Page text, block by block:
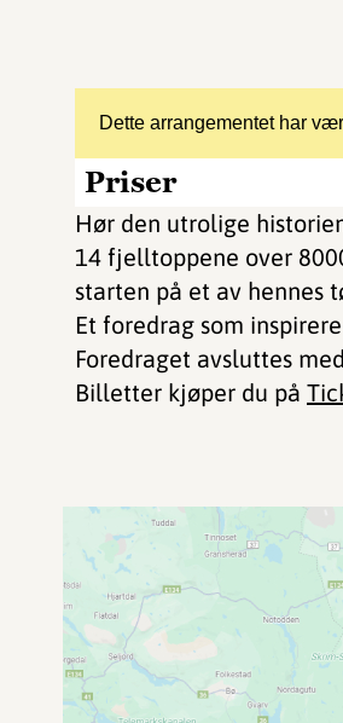
Dette arrangementet har
Priser
Hør den utrolige
14 fjelltoppene over
starten på et av hennes
Et foredrag som
Foredraget avsluttes
Billetter kjøper du på